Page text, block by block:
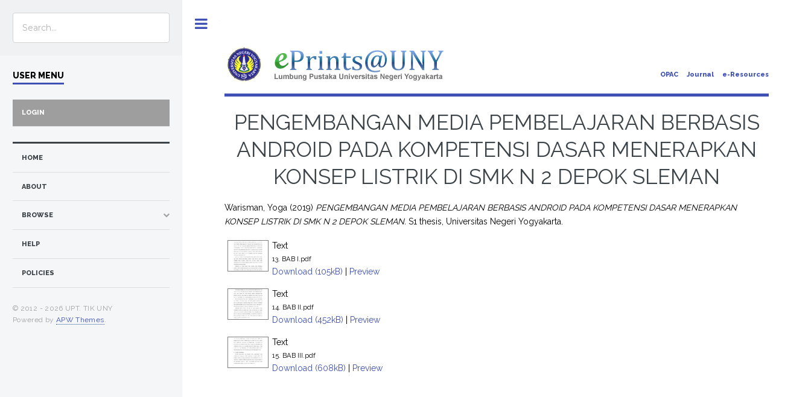
OPAC Journal e-Resources
PENGEMBANGAN MEDIA PEMBELAJARAN BERBASIS
ANDROID PADA KOMPETENSI DASAR MENERAPKAN
KONSEP LISTRIK DI SMK N 2 DEPOK SLEMAN
Warisman, Yoga (2019) PENGEMBANGAN MEDIA PEMBELAJARAN BERBASIS ANDROID PADA KOMPETENSI DASAR MENERAPKAN
KONSEP LISTRIK DI SMK N 2 DEPOK SLEMAN. S1 thesis, Universitas Negeri Yogyakarta.
Text
13. BAB I.pdf
Download (105kB) | Preview
Text
14. BAB II.pdf
Download (452kB) | Preview
Text
15. BAB III.pdf
Download (608kB) | Preview
USER MENU
LOGIN
HOME
ABOUT
BROWSE
HELP
POLICIES
© 2012 - 2026 UPT. TIK UNY
Powered by APW Themes